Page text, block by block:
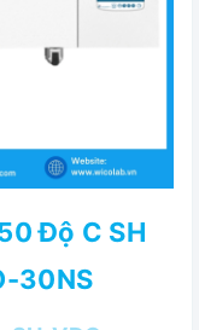
Độ C SH
30NS